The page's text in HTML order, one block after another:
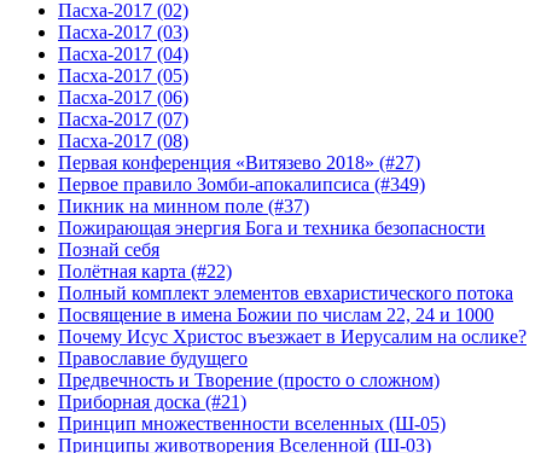
Пасха-2017 (02)
Пасха-2017 (03)
Пасха-2017 (04)
Пасха-2017 (05)
Пасха-2017 (06)
Пасха-2017 (07)
Пасха-2017 (08)
Первая конференция «Витязево 2018» (#27)
Первое правило Зомби-апокалипсиса (#349)
Пикник на минном поле (#37)
Пожирающая энергия Бога и техника безопасности
Познай себя
Полётная карта (#22)
Полный комплект элементов евхаристического потока
Посвящение в имена Божии по числам 22, 24 и 1000
Почему Исус Христос въезжает в Иерусалим на ослике?
Православие будущего
Предвечность и Творение (просто о сложном)
Приборная доска (#21)
Принцип множественности вселенных (Ш-05)
Принципы животворения Вселенной (Ш-03)